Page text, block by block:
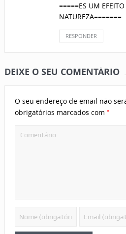
=====ES UM
NATUREZA=======
RESPONDER
DEIXE O SEU COMENTÁRIO
O seu endereço de email não
obrigatórios marcados com *